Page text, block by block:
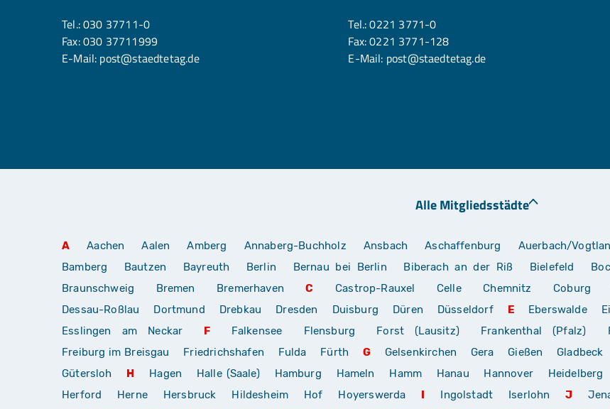
Tel.:030 37711-0
Fax: 030 37711999
E-Mail: post@staedtetag.de
Tel.:0221 3771-0
Fax: 0221 3771-128
E-Mail: post@staedtetag.de
Alle Mitgliedsstädte
A Aachen Aalen Amberg Annaberg-Buchholz Ansbach Aschaffenburg Auerbach/
Bamberg
Bautzen Bayreuth Berlin Bernau bei Berlin Biberach an der Riß Bielefeld
Braunschweig
Bremen Bremerhaven C Castrop-Rauxel Celle Chemnitz Coburg
Dessau-Roßlau
Dortmund Drebkau Dresden Duisburg Düren Düsseldorf E Eberswalde
Esslingen am Neckar
F Falkensee Flensburg Forst (Lausitz) Frankenthal (Pfalz)
Freiburg im Breisgau
Friedrichshafen Fulda Fürth G Gelsenkirchen Gera Gießen Gladbeck
Gütersloh
H Hagen Halle (Saale) Hamburg Hameln Hamm Hanau Hannover Heidelberg
Herford
Herne Hersbruck Hildesheim Hof Hoyerswerda Ingolstadt Iserlohn J